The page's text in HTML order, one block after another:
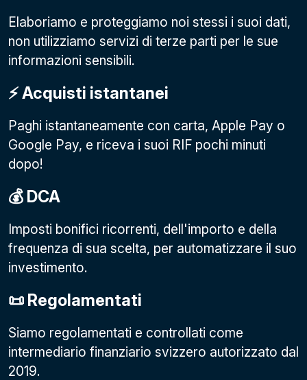
Elaboriamo e proteggiamo noi stessi i suoi dati,
non utilizziamo servizi di terze parti per le sue
informazioni sensibili.
⚡️ Acquisti istantanei
Paghi istantaneamente con carta, Apple Pay o
Google Pay, e riceva i suoi RIF pochi minuti
dopo!
💰 DCA
Imposti bonifici ricorrenti, dell'importo e della
frequenza di sua scelta, per automatizzare il suo
investimento.
📜 Regolamentati
Siamo regolamentati e controllati come
intermediario finanziario svizzero autorizzato dal
2019.